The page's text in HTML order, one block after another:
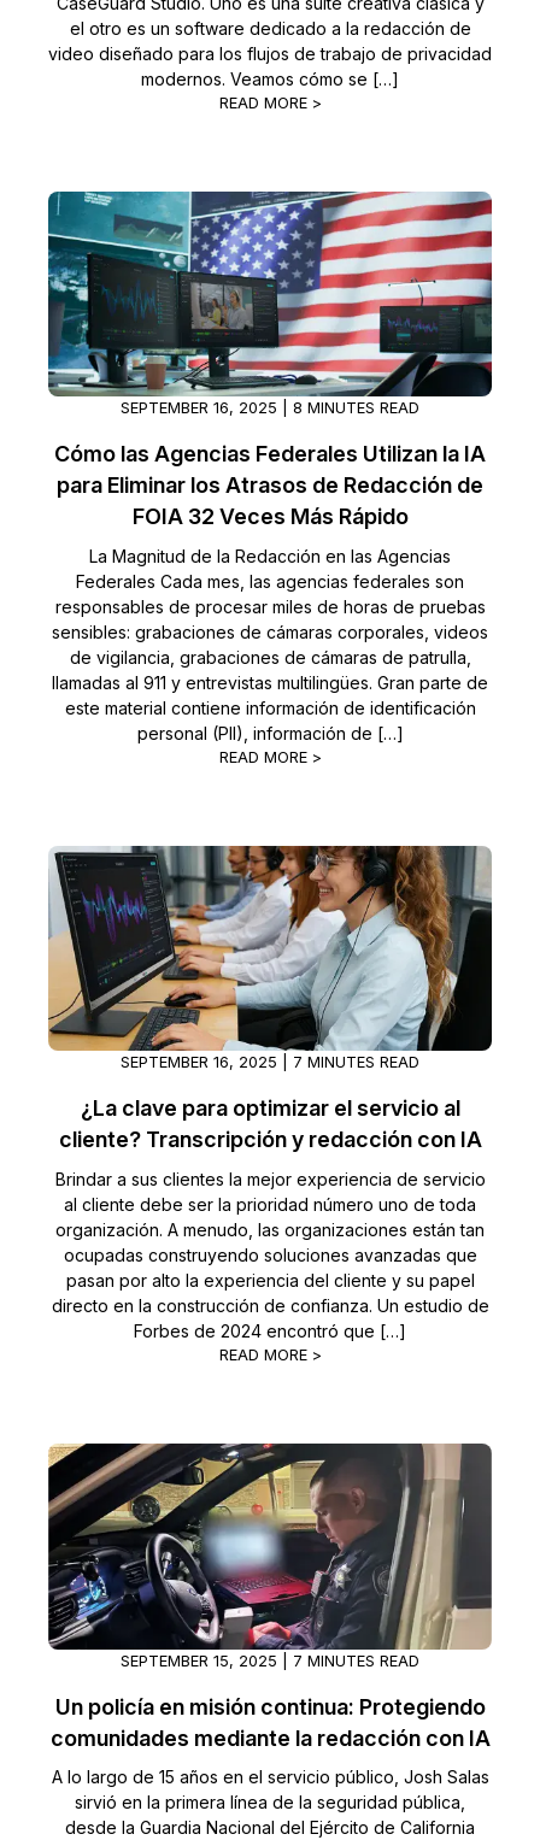
el otro es un software dedicado a la redacción de
video diseñado para los flujos de trabajo de privacidad
modernos. Veamos cómo se […]
READ MORE >
SEPTEMBER 16, 2025 | 8 MINUTES READ
Cómo las Agencias Federales Utilizan la IA
para Eliminar los Atrasos de Redacción de
FOIA 32 Veces Más Rápido
La Magnitud de la Redacción en las Agencias
Federales Cada mes, las agencias federales son
responsables de procesar miles de horas de pruebas
sensibles: grabaciones de cámaras corporales, videos
de vigilancia, grabaciones de cámaras de patrulla,
llamadas al 911 y entrevistas multilingües. Gran parte de
este material contiene información de identificación
personal (PII), información de […]
READ MORE >
SEPTEMBER 16, 2025 | 7 MINUTES READ
¿La clave para optimizar el servicio al
cliente? Transcripción y redacción con IA
Brindar a sus clientes la mejor experiencia de servicio
al cliente debe ser la prioridad número uno de toda
organización. A menudo, las organizaciones están tan
ocupadas construyendo soluciones avanzadas que
pasan por alto la experiencia del cliente y su papel
directo en la construcción de confianza. Un estudio de
Forbes de 2024 encontró que […]
READ MORE >
SEPTEMBER 15, 2025 | 7 MINUTES READ
Un policía en misión continua: Protegiendo
comunidades mediante la redacción con IA
A lo largo de 15 años en el servicio público, Josh Salas
sirvió en la primera línea de la seguridad pública,
desde la Guardia Nacional del Ejército de California